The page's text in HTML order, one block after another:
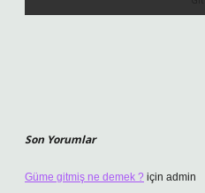
Son Yorumlar
Güme gitmiş ne demek ? için admin